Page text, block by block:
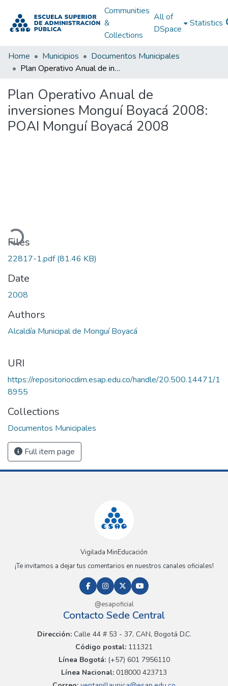
Communities
&
Collections
All of
DSpace
Statistics
Home Municipios
Documentos Municipales
Plan Operativo Anual de inversiones Monguí Boyacá 2008: POAI Monguí Boyacá 2008
Plan Operativo Anual de
inversiones Monguí Boyacá 2008:
POAI Monguí Boyacá 2008
Files
22817-1.pdf(81.46 KB)
Date
2008
Authors
Alcaldía Municipal de Monguí Boyacá
URI
https://repositoriocdim.esap.edu.co/handle/20.500.14471/1
8955
Collections
Documentos Municipales
Full item page
Vigilada MinEducación
¡Te invitamos a dejar tus comentarios en nuestros canales oficiales!
@esapoficial
Contacto Sede Central
Dirección:Calle 44 # 53 - 37, CAN, Bogotá D.C.
Código postal: 111321
Línea Bogotá:(+57) 601 7956110
Línea Nacional: 018000 423713